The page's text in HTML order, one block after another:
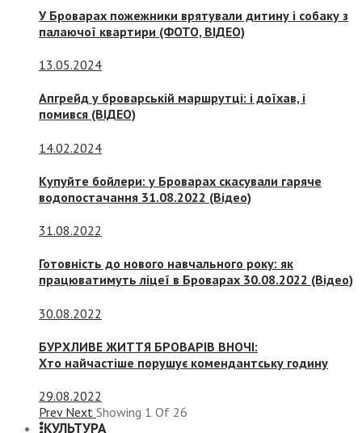
У Броварах пожежники врятували дитину і собаку з
палаючої квартири (ФОТО, ВІДЕО)
13.05.2024
Апгрейд у броварській маршрутці: і доїхав, і
помився (ВІДЕО)
14.02.2024
Купуйте бойлери: у Броварах скасували гаряче
водопостачання 31.08.2022 (Відео)
31.08.2022
Готовність до нового навчального року: як
працюватимуть ліцеї в Броварах 30.08.2022 (Відео)
30.08.2022
БУРХЛИВЕ ЖИТТЯ БРОВАРІВ ВНОЧІ:
Хто найчастіше порушує комендантську годину
29.08.2022
Prev Next Showing 1 Of 26
КУЛЬТУРА